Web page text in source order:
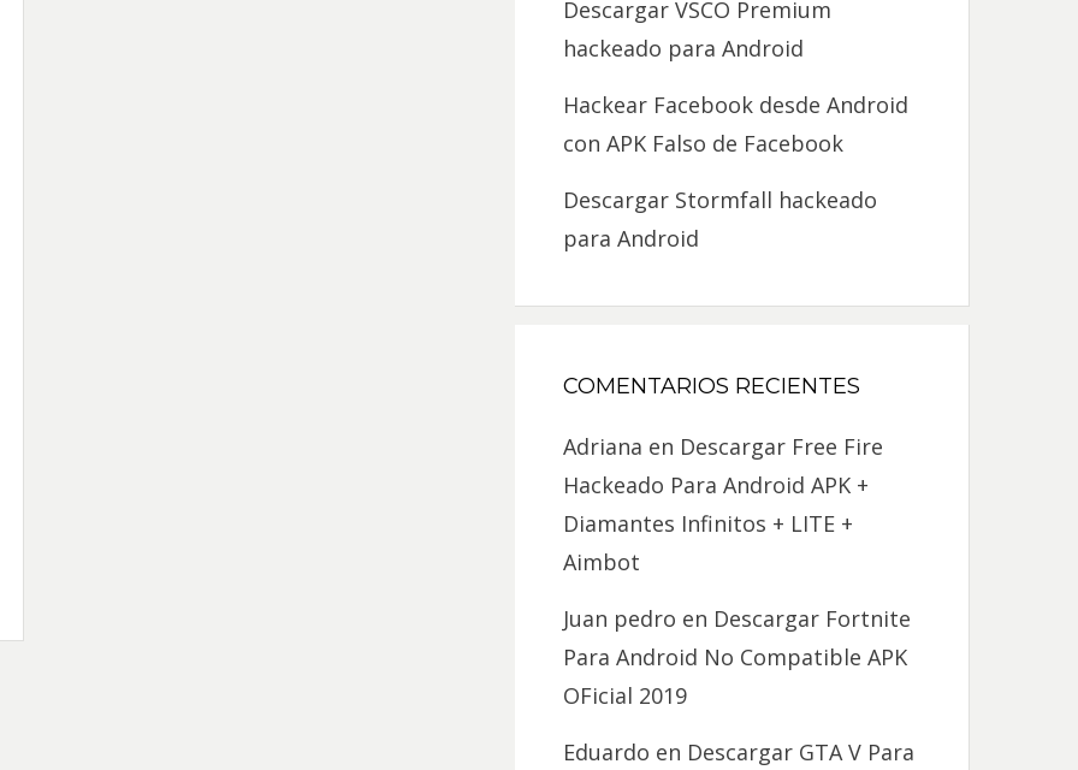
Descargar VSCO Premium
hackeado para Android
Hackear Facebook desde Android
con APK Falso de Facebook
Descargar Stormfall hackeado
para Android
COMENTARIOS RECIENTES
Adriana en Descargar Free Fire
Hackeado Para Android APK +
Diamantes Infinitos + LITE +
Aimbot
Juan pedro en Descargar Fortnite
Para Android No Compatible APK
OFicial 2019
Eduardo en Descargar GTA V Para